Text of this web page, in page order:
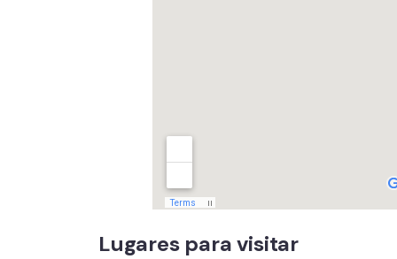
Lugares para visitar